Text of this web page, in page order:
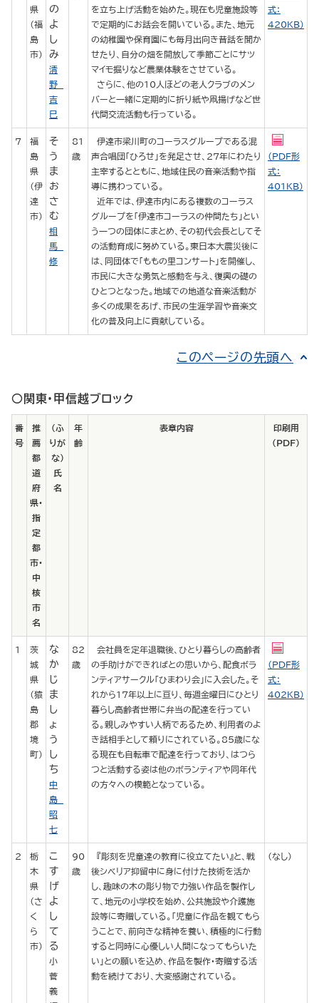
県
（福
島
市）
の
よ
し
み
清
野
吉
巳
を立ち上げ活動を始めた。現在も児童施設等
で定期的にお話会を開いている。また、地元
の幼稚園や保育園にも毎月出向き昔話を聞か
せたり、自分の畑を開放して季節ごとにサツ
マイモ掘りなど農業体験をさせている。
さらに、他の10人ほどの老人クラブのメン
バーと一緒に定期的に折り紙や凧揚げなど世
代間交流活動も行っている。
式：
420KB）
7
福
島
県
（伊
達
市）
そ
う
ま
お
さ
む
相
馬
修
81
歳
伊達市梁川町のコーラスグループである混
声合唱団「ひろせ」を発足させ、27年にわたり
主宰するとともに、地域住民の音楽活動や指
導に携わっている。
近年では、伊達市内にある複数のコーラス
グループを「伊達市コーラスの仲間たち」とい
う一つの団体にまとめ、その初代会長としてそ
の活動育成に努めている。東日本大震災後に
は、同団体で「ももの里コンサート」を開催し、
市民に大きな勇気と感動を与え、復興の礎の
ひとつとなった。地域での地道な音楽活動が
多くの成果をあげ、市民の生涯学習や音楽文
化の普及向上に貢献している。
（PDF形
式：
401KB）
このページの先頭へ
○関東・甲信越ブロック
番
号
推
薦
都
道
府
県・
指
定
都
市・
中
核
市
名
（ふ
りが
な）
氏
名
年
齢
表章内容
印刷用
（PDF）
1
茨
城
県
（猿
島
郡
境
町）
な
か
じ
ま
し
ょ
う
し
ち
中
島
昭
七
82
歳
会社員を定年退職後、ひとり暮らしの高齢者
の手助けができればとの思いから、配食ボラ
ンティアサークル「ひまわり会」に入会した。そ
れから17年以上に亘り、毎週金曜日にひとり
暮らし高齢者世帯に弁当の配達を行ってい
る。親しみやすい人柄であるため、利用者のよ
き話相手として頼りにされている。85歳にな
る現在も自転車で配達を行っており、はつら
つと活動する姿は他のボランティアや同年代
の方々への模範となっている。
（PDF形
式：
402KB）
2
栃
木
県
（さ
く
ら
市）
こ
す
げ
よ
し
て
る
小
菅
義
90
歳
『彫刻を児童達の教育に役立てたい』と、戦
後シベリア抑留中に身に付けた技術を活か
し、趣味の木の彫り物で力強い作品を製作し
て、地元の小学校を始め、公共施設や介護施
設等に寄贈している。「児童に作品を観てもら
うことで、前向きな精神を養い、積極的に行動
すると同時に心優しい人間になってもらいた
い」との願いを込め、作品を製作・寄贈する活
動を続けており、大変感謝されている。
（なし）